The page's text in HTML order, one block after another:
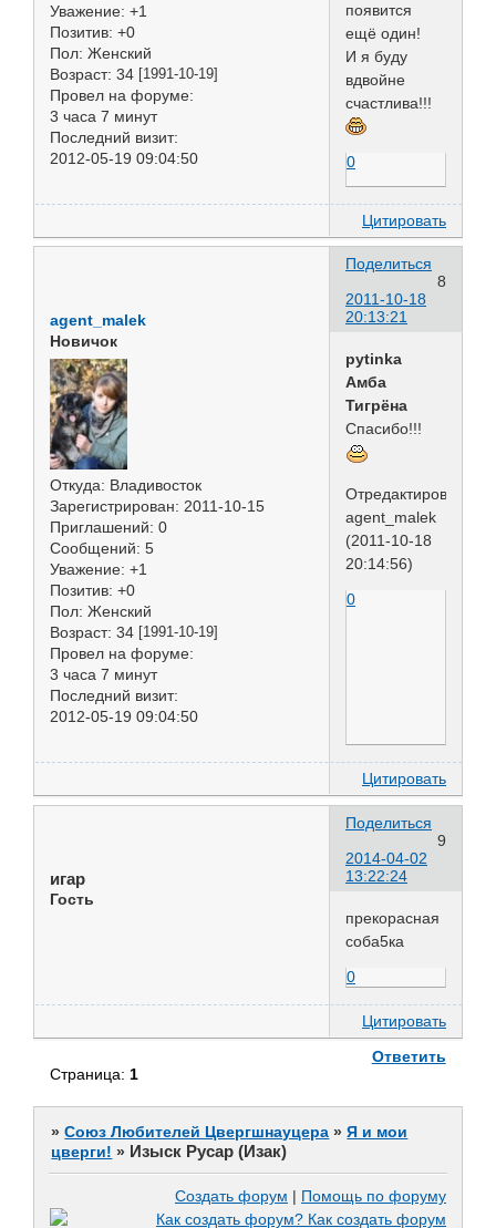
Уважение: +1
Позитив: +0
Пол: Женский
Возраст: 34 [1991-10-19]
Провел на форуме:
3 часа 7 минут
Последний визит:
2012-05-19 09:04:50
появится
ещё один!
И я буду
вдвойне
счастлива!!!
0
Цитировать
Поделиться
8
2011-10-18
20:13:21
agent_malek
Новичок
Откуда: Владивосток
Зарегистрирован: 2011-10-15
Приглашений: 0
Сообщений: 5
Уважение: +1
Позитив: +0
Пол: Женский
Возраст: 34 [1991-10-19]
Провел на форуме:
3 часа 7 минут
Последний визит:
2012-05-19 09:04:50
pytinka
Амба
Тигрёна
Спасибо!!!
Отредактировано
agent_malek
(2011-10-18
20:14:56)
0
Цитировать
Поделиться
9
2014-04-02
13:22:24
игар
Гость
прекорасная
соба5ка
0
Цитировать
Ответить
Страница: 1
»Союз Любителей Цвергшнауцера »Я и мои
цверги! » Изыск Русар (Изак)
Создать форум | Помощь по форуму